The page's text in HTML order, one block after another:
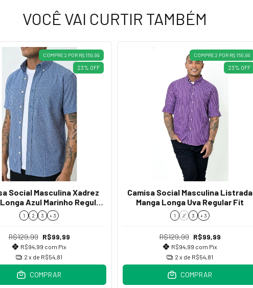
VOCÊ VAI CURTIR TAMBÉM
COMPRE 2 POR R$ 159,99
23% OFF
Social Masculina Xadrez
Azul Marinho Regular
Fit
1 2 3 + 3
R$129,99 R$99,99
R$94,99 com Pix
2 x de R$54,81
COMPRAR
COMPRE 2 POR R$ 159,99
23% OFF
Camisa Social Masculina Listrada
Manga Longa Uva Regular Fit
1 2 3 + 3
R$129,99 R$99,99
R$94,99 com Pix
2 x de R$54,81
COMPRAR